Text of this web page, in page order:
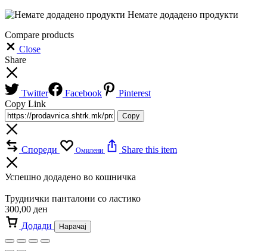
Немате додадено продукти
Compare products
Close
Share
Twitter Facebook
Pinterest
Copy Link
Copy
Спореди Омилени Share this item
Успешно додадено во кошничка
Труднички панталони со ластико
300,00 ден
Додади
Нарачај